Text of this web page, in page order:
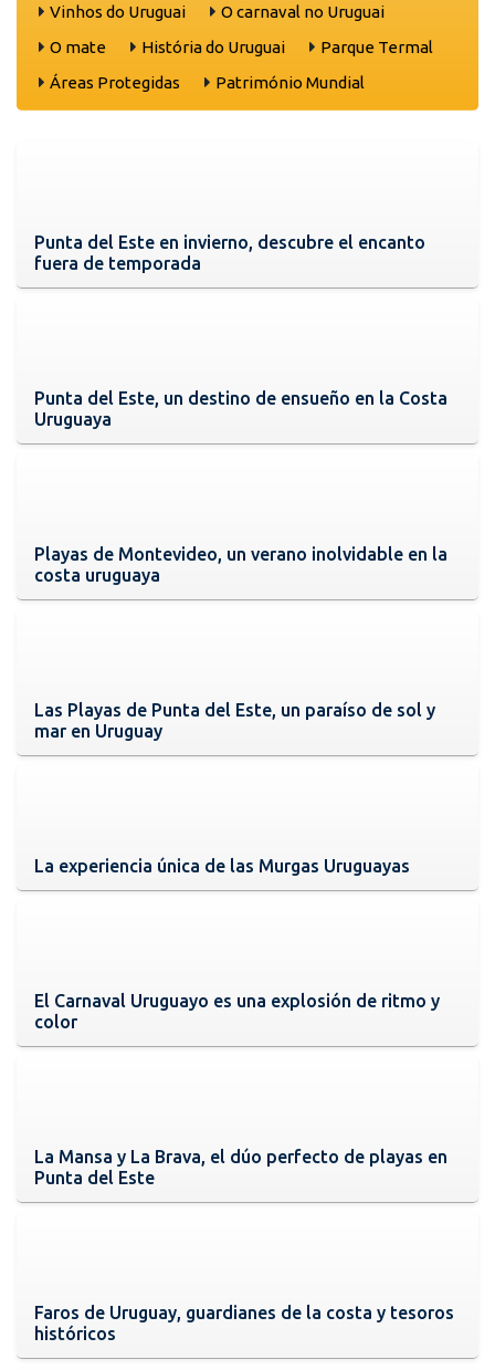
Vinhos do Uruguai
O carnaval no Uruguai
O mate
História do Uruguai
Parque Termal
Áreas Protegidas
Património Mundial
Punta del Este en invierno, descubre el encanto
fuera de temporada
Punta del Este, un destino de ensueño en la Costa
Uruguaya
Playas de Montevideo, un verano inolvidable en la
costa uruguaya
Las Playas de Punta del Este, un paraíso de sol y
mar en Uruguay
La experiencia única de las Murgas Uruguayas
El Carnaval Uruguayo es una explosión de ritmo y
color
La Mansa y La Brava, el dúo perfecto de playas en
Punta del Este
Faros de Uruguay, guardianes de la costa y tesoros
históricos